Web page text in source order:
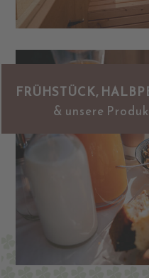
FRÜHSTÜCK,
& unsere